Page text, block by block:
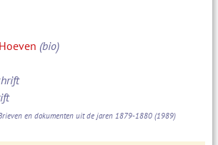
(bio)
en dokumenten uit de jaren 1879-1880 (1989)